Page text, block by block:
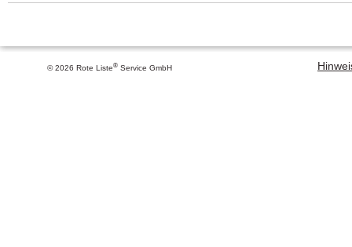
© 2026 Rote Liste® Service GmbH